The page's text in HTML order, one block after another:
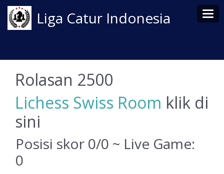
Liga Catur Indonesia
Rolasan 2500
Lichess Swiss Room klik di
sini
Posisi skor 0/0 ~ Live Game:
0